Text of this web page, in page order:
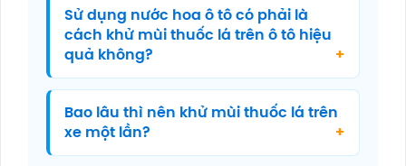
Sử dụng nước hoa ô tô có phải là
cách khử mùi thuốc lá trên ô tô hiệu
quả không?
Bao lâu thì nên khử mùi thuốc lá trên
xe một lần?